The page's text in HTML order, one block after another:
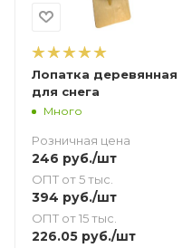
Лопатка деревянная
для снега
Много
Розничная цена
246 руб./шт
ОПТ от 5 тыс.
394 руб./шт
ОПТ от 15 тыс.
226.05 руб./шт